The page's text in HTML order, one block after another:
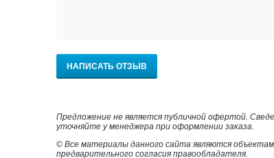
НАПИСАТЬ ОТЗЫВ
Предложение не является публичной офертой.
уточняйте у менеджера при оформлении заказа.
© Все материалы данного сайта являются
предварительного согласия правообладателя.